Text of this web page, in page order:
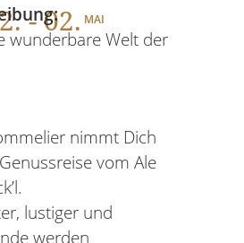
. - 02. MAI
wunderbare Welt der
nimmt Dich
vom Ale
lustiger und
werden